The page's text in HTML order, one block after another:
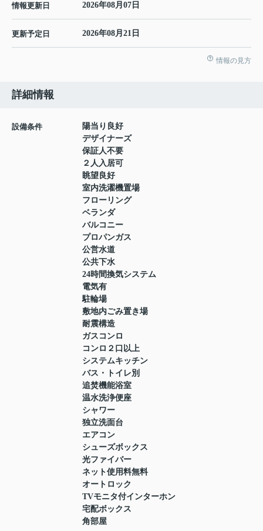
情報更新日 2026年08月07日
更新予定日 2026年08月21日
情報の見方
詳細情報
設備条件
陽当り良好
デザイナーズ
保証人不要
２人入居可
眺望良好
室内洗濯機置場
フローリング
ベランダ
バルコニー
プロパンガス
公営水道
公共下水
24時間換気システム
電気有
駐輪場
敷地内ごみ置き場
耐震構造
ガスコンロ
コンロ２口以上
システムキッチン
バス・トイレ別
追焚機能浴室
温水洗浄便座
シャワー
独立洗面台
エアコン
シューズボックス
光ファイバー
ネット使用料無料
オートロック
TVモニタ付インターホン
宅配ボックス
角部屋